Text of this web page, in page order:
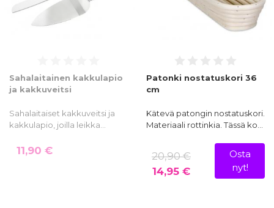
Sahalaitainen kakkulapio
ja kakkuveitsi
Sahalaitaiset kakkuveitsi ja
kakkulapio, joilla leikka…
11,90 €
Patonki nostatuskori 36
cm
Kätevä patongin nostatuskori.
Materiaali rottinkia. Tässä ko…
20,90 €
14,95 €
Osta
nyt!